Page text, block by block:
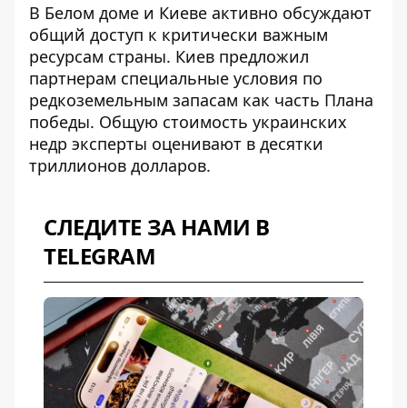
В Белом доме и Киеве активно обсуждают
общий доступ к критически важным
ресурсам страны. Киев предложил
партнерам специальные условия по
редкоземельным запасам как часть Плана
победы. Общую стоимость украинских
недр эксперты оценивают в десятки
триллионов долларов.
СЛЕДИТЕ ЗА НАМИ В
TELEGRAM